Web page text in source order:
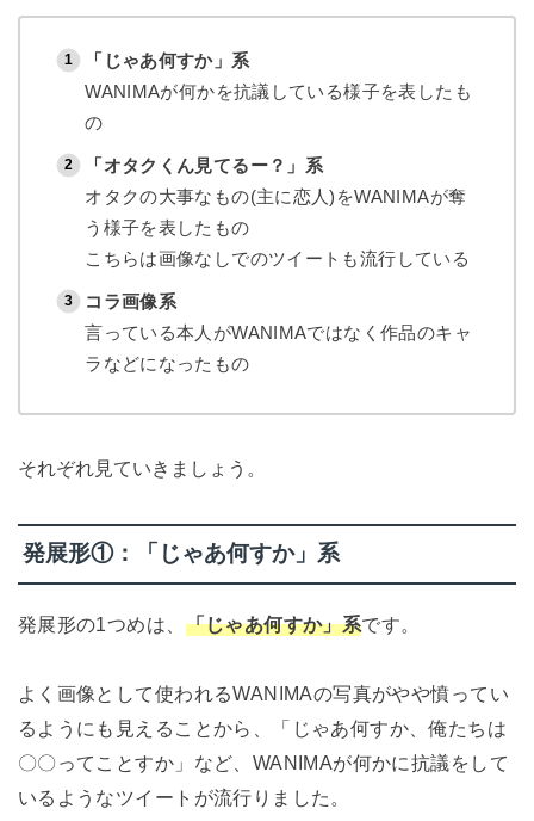
「じゃあ何すか」系
WANIMAが何かを抗議している様子を表したも
の
「オタクくん見てるー？」系
オタクの大事なもの(主に恋人)をWANIMAが奪
う様子を表したもの
こちらは画像なしでのツイートも流行している
コラ画像系
言っている本人がWANIMAではなく作品のキャ
ラなどになったもの
それぞれ見ていきましょう。
発展形①：「じゃあ何すか」系
発展形の1つめは、 「じゃあ何すか」系です。
よく画像として使われるWANIMAの写真がやや憤ってい
るようにも見えることから、「じゃあ何すか、俺たちは
〇〇ってことすか」など、WANIMAが何かに抗議をして
いるようなツイートが流行りました。